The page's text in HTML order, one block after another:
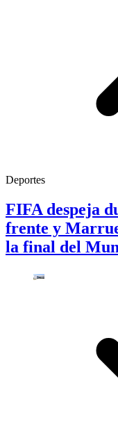
Deportes
FIFA despeja
frente y
la final del